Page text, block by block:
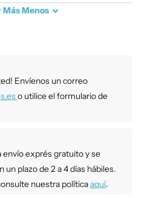
MásMenos
Envíenos un correo
o utilice el formulario de
envío exprés gratuito y se
plazo de 2 a 4 días hábiles.
nuestra políticaaquí.